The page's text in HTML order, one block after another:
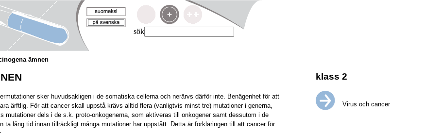
sök
ämnen
klass 2
Virus och cancer
sker huvudsakligen i de somatiska cellerna och nerärvs därför inte. Benägenhet för att
ärftlig. För att cancer skall uppstå krävs alltid flera (vanligtvis minst tre) mutationer i generna,
mutationer dels i de s.k. proto-onkogenerna, som aktiveras till onkogener samt dessutom i de
ta lång tid innan tillräckligt många mutationer har uppstått. Detta är förklaringen till att cancer för